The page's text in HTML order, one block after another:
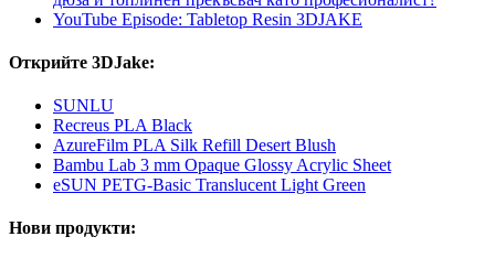
YouTube Episode: Tabletop Resin 3DJAKE
Открийте 3DJake:
SUNLU
Recreus PLA Black
AzureFilm PLA Silk Refill Desert Blush
Bambu Lab 3 mm Opaque Glossy Acrylic Sheet
eSUN PETG-Basic Translucent Light Green
Нови продукти: